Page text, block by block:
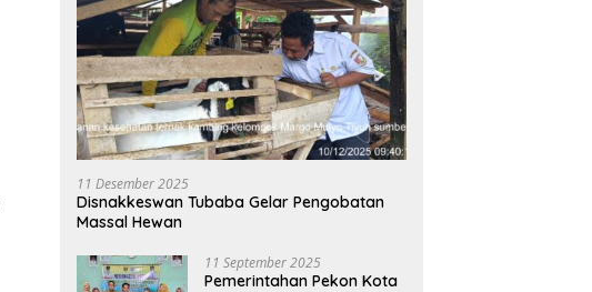
11 Desember 2025
Disnakkeswan Tubaba Gelar Pengobatan
Massal Hewan
11 September 2025
Pemerintahan Pekon Kota